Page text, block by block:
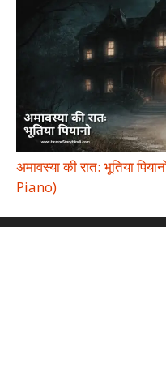
अमावस्या की रात: भूतिया
Piano)